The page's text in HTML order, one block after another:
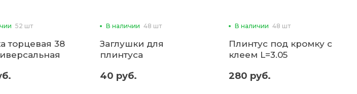
52 шт
торцевая 38
В наличии 48 шт
Заглушки для
плинтуса
40 руб.
В наличии 48 шт
Плинтус под кромку с
клеем L=3.05
280 руб.